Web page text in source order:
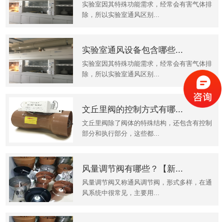
实验室因其特殊功能需求，经常会有害气体排
除，所以实验室通风区别...
实验室通风设备包含哪些...
实验室因其特殊功能需求，经常会有害气体排
除，所以实验室通风区别...
文丘里阀的控制方式有哪...
文丘里阀除了阀体的特殊结构，还包含有控制
部分和执行部分，这些都...
风量调节阀有哪些？【新...
风量调节阀又称通风调节阀，形式多样，在通
风系统中很常见，主要用...